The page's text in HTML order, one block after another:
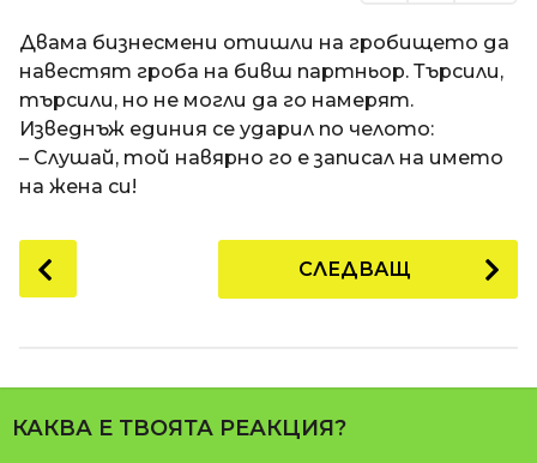
Двама бизнесмени отишли на гробището да
навестят гроба на бивш партньор. Търсили,
търсили, но не могли да го намерят.
Изведнъж единия се ударил по челото:
– Слушай, той навярно го е записал на името
на жена си!
o
P
a
g
СЛЕДВАЩ
КАКВА Е ТВОЯТА РЕАКЦИЯ?